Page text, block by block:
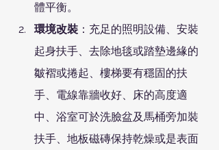
體平衡。
環境改裝 ：充足的照明設備、安裝
起身扶手、去除地毯或踏墊邊緣的
皺褶或捲起、樓梯要有穩固的扶
手、電線靠牆收好、床的高度適
中、浴室可於洗臉盆及馬桶旁加裝
扶手、地板磁磚保持乾燥或是表面